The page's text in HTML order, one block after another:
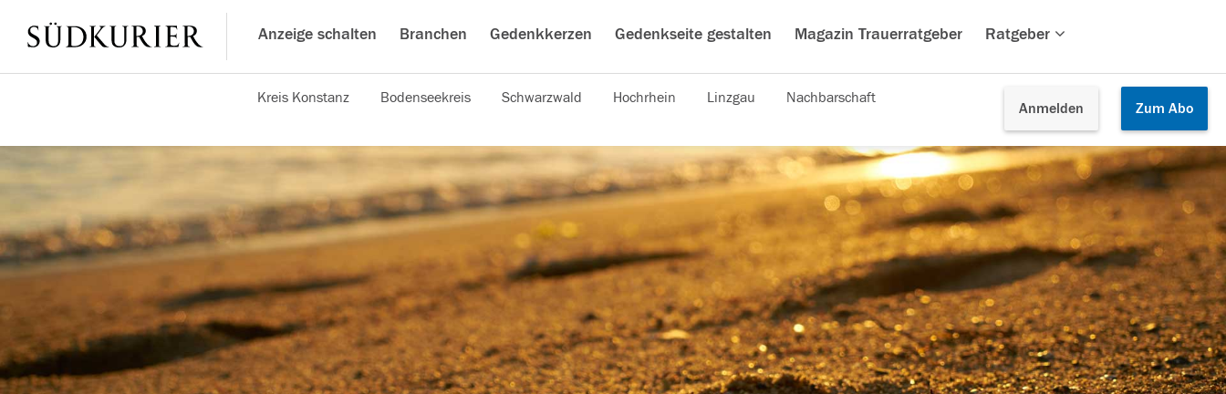
Anzeige schalten Branchen Gedenkkerzen Gedenkseite gestalten Magazin Trauerratgeber Ratgeber
Anmelden Zum Abo
Kreis Konstanz Bodenseekreis Schwarzwald Hochrhein Linzgau Nachbarschaft